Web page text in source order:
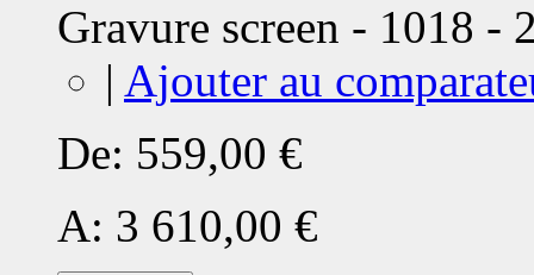
Gravure screen - 1018 -
| Ajouter au
De: 559,00 €
A: 3 610,00 €